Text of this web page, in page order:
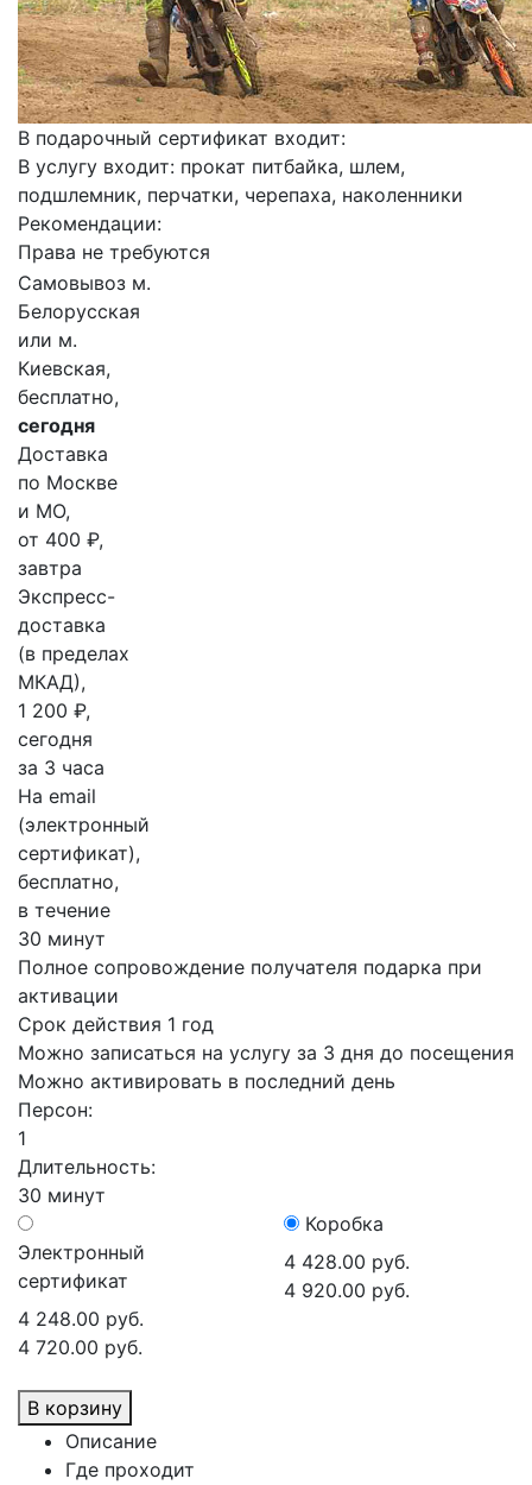
В подарочный сертификат входит:
В услугу входит: прокат питбайка, шлем,
подшлемник, перчатки, черепаха, наколенники
Рекомендации:
Права не требуются
Самовывоз м.
Белорусская
или м.
Киевская,
бесплатно,
сегодня
Доставка
по Москве
и МО,
от 400 ₽,
завтра
Экспресс-
доставка
(в пределах
МКАД),
1 200 ₽,
сегодня
за 3 часа
На email
(электронный
сертификат),
бесплатно,
в течение
30 минут
Полное сопровождение получателя подарка при
активации
Срок действия 1 год
Можно записаться на услугу за 3 дня до посещения
Можно активировать в последний день
Персон:
1
Длительность:
30 минут
Электронный
сертификат
4 248.00 руб.
4 720.00 руб.
Коробка
4 428.00 руб.
4 920.00 руб.
В корзину
Описание
Где проходит